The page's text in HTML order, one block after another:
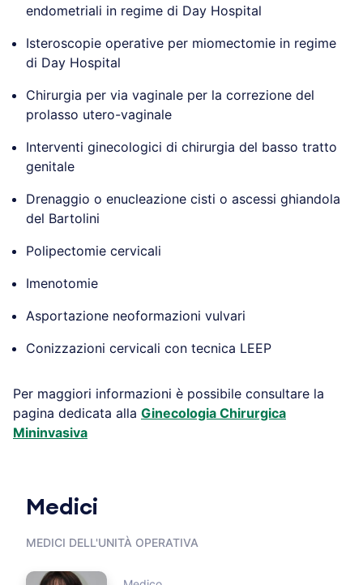
endometriali in regime di Day Hospital
Isteroscopie operative per miomectomie in regime
di Day Hospital
Chirurgia per via vaginale per la correzione del
prolasso utero-vaginale
Interventi ginecologici di chirurgia del basso tratto
genitale
Drenaggio o enucleazione cisti o ascessi ghiandola
del Bartolini
Polipectomie cervicali
Imenotomie
Asportazione neoformazioni vulvari
Conizzazioni cervicali con tecnica LEEP
Per maggiori informazioni è possibile consultare la
pagina dedicata alla Ginecologia Chirurgica
Mininvasiva
Medici
MEDICI DELL'UNITÀ OPERATIVA